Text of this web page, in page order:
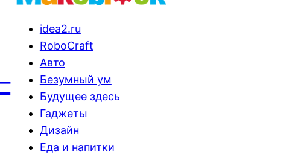
idea2.ru
RoboCraft
Авто
Безумный ум
Будущее здесь
Гаджеты
Дизайн
Еда и напитки